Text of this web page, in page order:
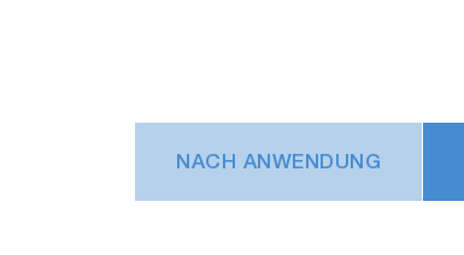
NACH ANWENDUNG